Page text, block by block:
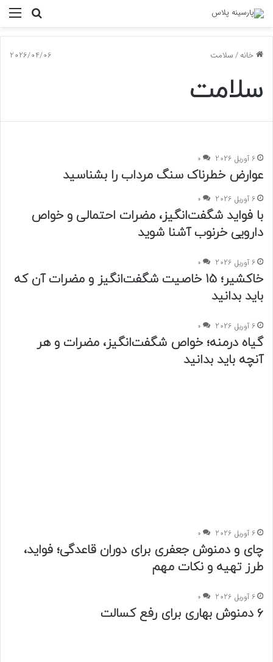
جستجو
خانه/سلامت 2026/04/06
سلامت
6 آوریل 2026 0
عوارض خطرناک سنگ مرداب را بشناسید
6 آوریل 2026 0
با فواید شگفت‌انگیز، مضرات احتمالی و خواص
دارویی خرنوب آشنا شوید
6 آوریل 2026 0
خاکشیر؛ 15 خاصیت شگفت‌انگیز و مضرات آن که
باید بدانید
6 آوریل 2026 0
گیاه درمنه؛ خواص شگفت‌انگیز، مضرات و هر
آنچه باید بدانید
6 آوریل 2026 0
چای و دمنوش جعفری برای دوران قاعدگی؛ فواید،
طرز تهیه و نکات مهم
6 آوریل 2026 0
۶ دمنوش بهاری برای رفع کسالت